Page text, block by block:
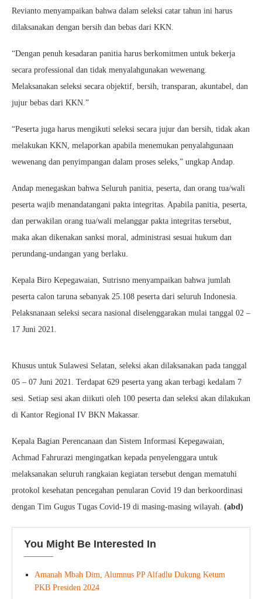
Revianto menyampaikan bahwa dalam seleksi catar tahun ini harus
dilaksanakan dengan bersih dan bebas dari KKN.
“Dengan penuh kesadaran panitia harus berkomitmen untuk bekerja
secara professional dan tidak menyalahgunakan wewenang.
Melaksanakan seleksi secara objektif, bersih, transparan, akuntabel, dan
jujur bebas dari KKN.”
“Peserta juga harus mengikuti seleksi secara jujur dan bersih, tidak akan
melakukan KKN, melaporkan apabila menemukan penyalahgunaan
wewenang dan penyimpangan dalam proses seleks,” ungkap Andap.
Andap menegaskan bahwa Seluruh panitia, peserta, dan orang tua/wali
peserta wajib menandatangani pakta integritas. Apabila panitia, peserta,
dan perwakilan orang tua/wali melanggar pakta integritas tersebut,
maka akan dikenakan sanksi moral, administrasi sesuai hukum dan
perundang-undangan yang berlaku.
Kepala Biro Kepegawaian, Sutrisno menyampaikan bahwa jumlah
peserta calon taruna sebanyak 25.108 peserta dari seluruh Indonesia.
Pelaksnanaan seleksi secara nasional diselenggarakan mulai tanggal 02 –
17 Juni 2021.
Khusus untuk Sulawesi Selatan, seleksi akan dilaksanakan pada tanggal
05 – 07 Juni 2021. Terdapat 629 peserta yang akan terbagi kedalam 7
sesi. Setiap sesi akan diikuti oleh 100 peserta dan seleksi akan dilakukan
di Kantor Regional IV BKN Makassar.
Kepala Bagian Perencanaan dan Sistem Informasi Kepegawaian,
Achmad Fahrurazi mengingatkan kepada penyelenggara untuk
melaksanakan seluruh rangkaian kegiatan tersebut dengan mematuhi
protokol kesehatan pencegahan penularan Covid 19 dan berkoordinasi
dengan Tim Gugus Tugas Covid-19 di masing-masing wilayah. (abd)
You Might Be Interested In
Amanah Mbah Dim, Alumnus PP Alfadlu Dukung Ketum
PKB Presiden 2024